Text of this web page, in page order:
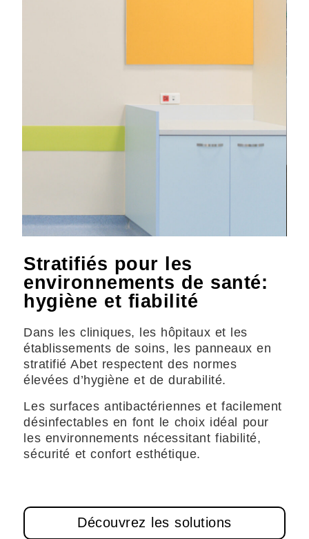
Stratifiés pour les
environnements de santé:
hygiène et fiabilité
Dans les cliniques, les hôpitaux et les
établissements de soins, les panneaux en
stratifié Abet respectent des normes
élevées d’hygiène et de durabilité.
Les surfaces antibactériennes et facilement
désinfectables en font le choix idéal pour
les environnements nécessitant fiabilité,
sécurité et confort esthétique.
Découvrez les solutions